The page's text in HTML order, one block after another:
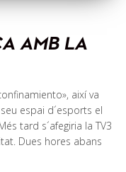
AMB LA
així va
espai d´esports el
tard s´afegiria la TV3
Dues hores abans